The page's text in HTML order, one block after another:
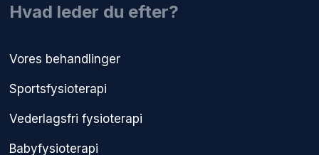
​Hvad leder du efter?
Vores behandlinger
Sportsfysioterapi
Vederlagsfri fysioterapi​
Babyfysioterapi